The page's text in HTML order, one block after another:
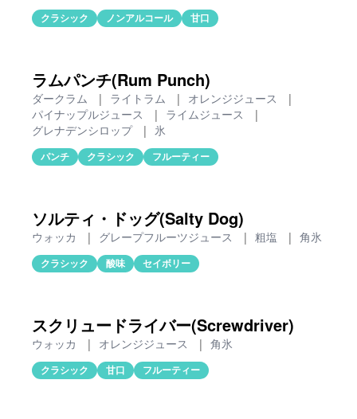
クラシック ノンアルコール 甘口
ラムパンチ(Rum Punch)
ダークラム | ライトラム | オレンジジュース
|
パイナップルジュース
| ライムジュース
|
グレナデンシロップ
| 氷
パンチ クラシック フルーティー
ソルティ・ドッグ(Salty Dog)
ウォッカ | グレープフルーツジュース | 粗塩 | 角氷
クラシック 酸味 セイボリー
スクリュードライバー(Screwdriver)
ウォッカ | オレンジジュース | 角氷
クラシック 甘口 フルーティー